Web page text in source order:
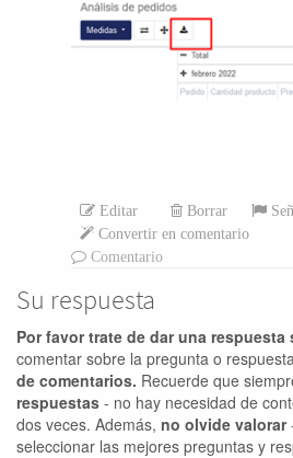
Editar Borrar
Convertir en comentario
Comentario
Su respuesta
Por favor trate de dar una respuesta
comentar sobre la pregunta o
de comentarios. Recuerde que
respuestas - no hay necesidad de
dos veces. Además, no olvide valorar
seleccionar las mejores preguntas y